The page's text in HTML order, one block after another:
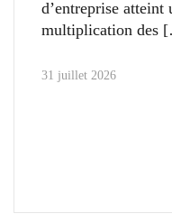
d’entreprise atteint
multiplication des
31 juillet 2026